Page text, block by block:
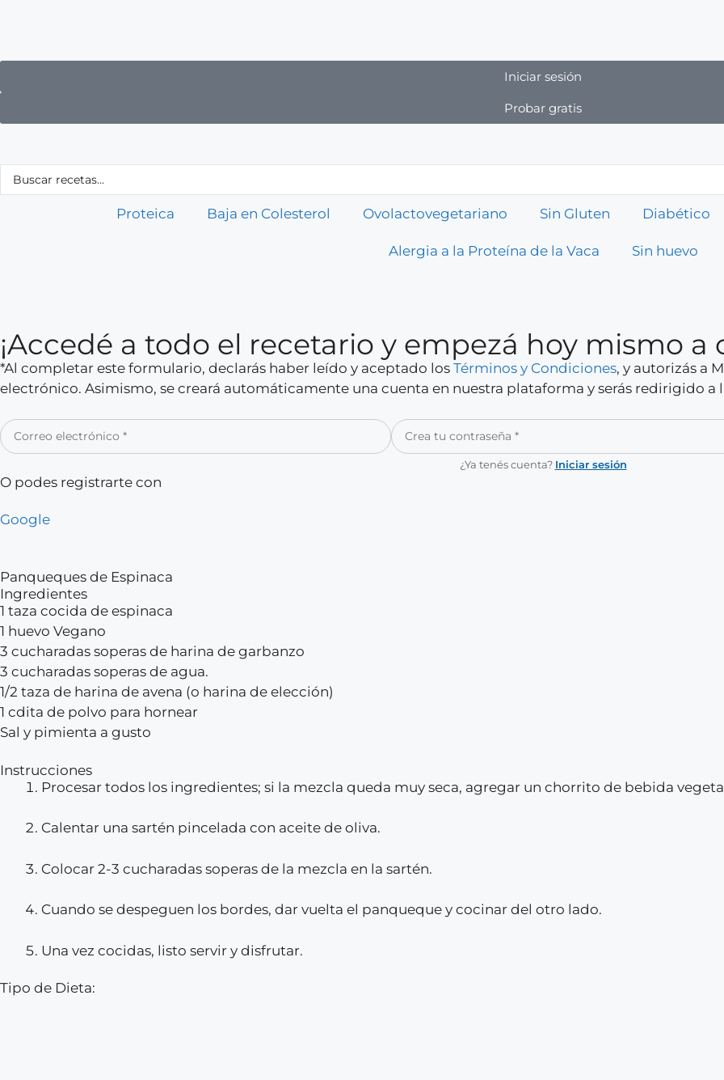
Iniciar sesión
Probar gratis
Proteica Baja en Colesterol Ovolactovegetariano Sin Gluten Diabético
Alergia a la Proteína de la Vaca Sin huevo
¡Accedé a todo el recetario y empezá hoy mismo a
*Al completar este formulario, declarás haber leído y aceptado los Términos y Condiciones, y autorizás a
electrónico. Asimismo, se creará automáticamente una cuenta en nuestra plataforma y serás redirigido a
¿Ya tenés cuenta? Iniciar sesión
O podes registrarte con
Google
Panqueques de Espinaca
Ingredientes
1 taza cocida de espinaca
1 huevo Vegano
3 cucharadas soperas de harina de garbanzo
3 cucharadas soperas de agua.
1/2 taza de harina de avena (o harina de elección)
1 cdita de polvo para hornear
Sal y pimienta a gusto
Instrucciones
Procesar todos los ingredientes; si la mezcla queda muy seca, agregar un chorrito de bebida
Calentar una sartén pincelada con aceite de oliva.
Colocar 2-3 cucharadas soperas de la mezcla en la sartén.
Cuando se despeguen los bordes, dar vuelta el panqueque y cocinar del otro lado.
Una vez cocidas, listo servir y disfrutar.
Tipo de Dieta: